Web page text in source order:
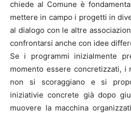
chiede al Comune è
mettere in campo i progetti in
al dialogo con le altre
confrontarsi anche con idee
Se i programmi inizialmente
momento essere concretizzati, i
non si scoraggiano e si
iniziativie concrete già dopo
muovere la macchina